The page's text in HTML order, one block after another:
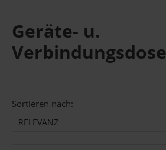
Geräte- u.
Verbindungsdose
Sortieren nach:
RELEVANZ